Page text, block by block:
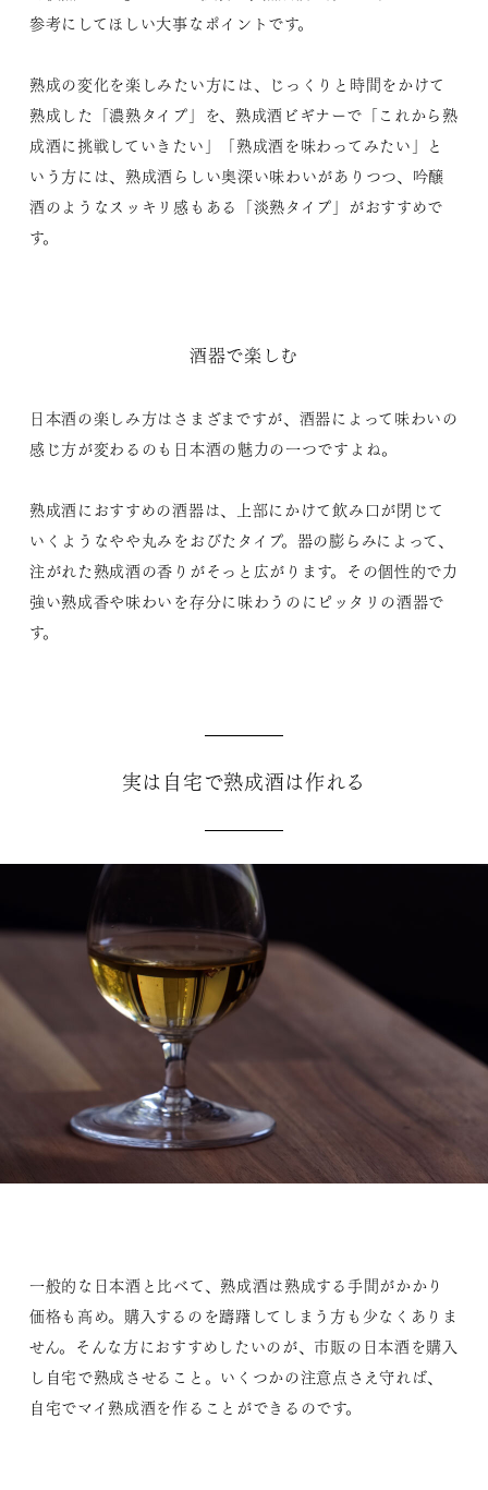
参考にしてほしい大事なポイントです。
熟成の変化を楽しみたい方には、じっくりと時間をかけて
熟成した「濃熟タイプ」を、熟成酒ビギナーで「これから熟
成酒に挑戦していきたい」「熟成酒を味わってみたい」と
いう方には、熟成酒らしい奥深い味わいがありつつ、吟醸
酒のようなスッキリ感もある「淡熟タイプ」がおすすめで
す。
酒器で楽しむ
日本酒の楽しみ方はさまざまですが、酒器によって味わいの
感じ方が変わるのも日本酒の魅力の一つですよね。
熟成酒におすすめの酒器は、上部にかけて飲み口が閉じて
いくようなやや丸みをおびたタイプ。器の膨らみによって、
注がれた熟成酒の香りがそっと広がります。その個性的で力
強い熟成香や味わいを存分に味わうのにピッタリの酒器で
す。
実は自宅で熟成酒は作れる
一般的な日本酒と比べて、熟成酒は熟成する手間がかかり
価格も高め。購入するのを躊躇してしまう方も少なくありま
せん。そんな方におすすめしたいのが、市販の日本酒を購入
し自宅で熟成させること。いくつかの注意点さえ守れば、
自宅でマイ熟成酒を作ることができるのです。